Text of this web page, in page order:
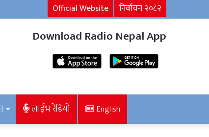
Official Website निर्वाचन २०८२
Download Radio Nepal App
लाईभ रेडियो English